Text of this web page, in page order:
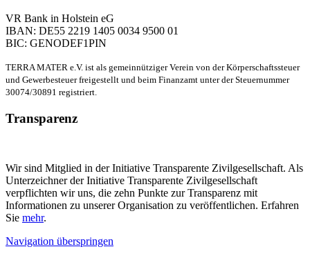
VR Bank in Holstein eG
IBAN: DE55 2219 1405 0034 9500 01
BIC: GENODEF1PIN
TERRA MATER e.V. ist als gemeinnütziger Verein von der Körperschaftssteuer
und Gewerbesteuer freigestellt und beim Finanzamt unter der Steuernummer
30074/30891 registriert.
Transparenz
Wir sind Mitglied in der Initiative Transparente Zivilgesellschaft. Als
Unterzeichner der Initiative Transparente Zivilgesellschaft
verpflichten wir uns, die zehn Punkte zur Transparenz mit
Informationen zu unserer Organisation zu veröffentlichen. Erfahren
Sie mehr.
Navigation überspringen